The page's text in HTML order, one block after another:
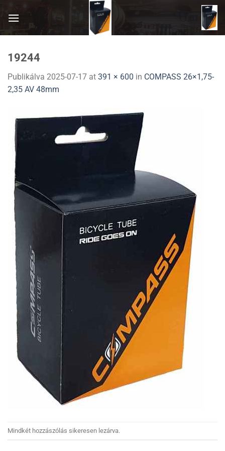
19244
Publikálva 2025-07-17 at 391 × 600 in COMPASS 26×1,75-
2,35 AV 48mm
Mindkét hozzászólás sikeresen lezárva.